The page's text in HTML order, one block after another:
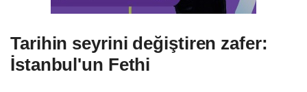
Tarihin seyrini değiştiren zafer:
İstanbul'un Fethi